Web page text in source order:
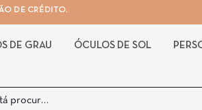
DE CRÉDITO.
DE GRAU ÓCULOS DE SOL